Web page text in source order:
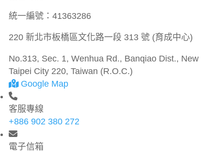
統一編號： 41363286
220 新北市板橋區文化路一段 313 號 (育成中心)
No.313, Sec. 1, Wenhua Rd., Banqiao Dist., New
Taipei City 220, Taiwan (R.O.C.)
Google Map
客服專線
+886 902 380 272
電子信箱